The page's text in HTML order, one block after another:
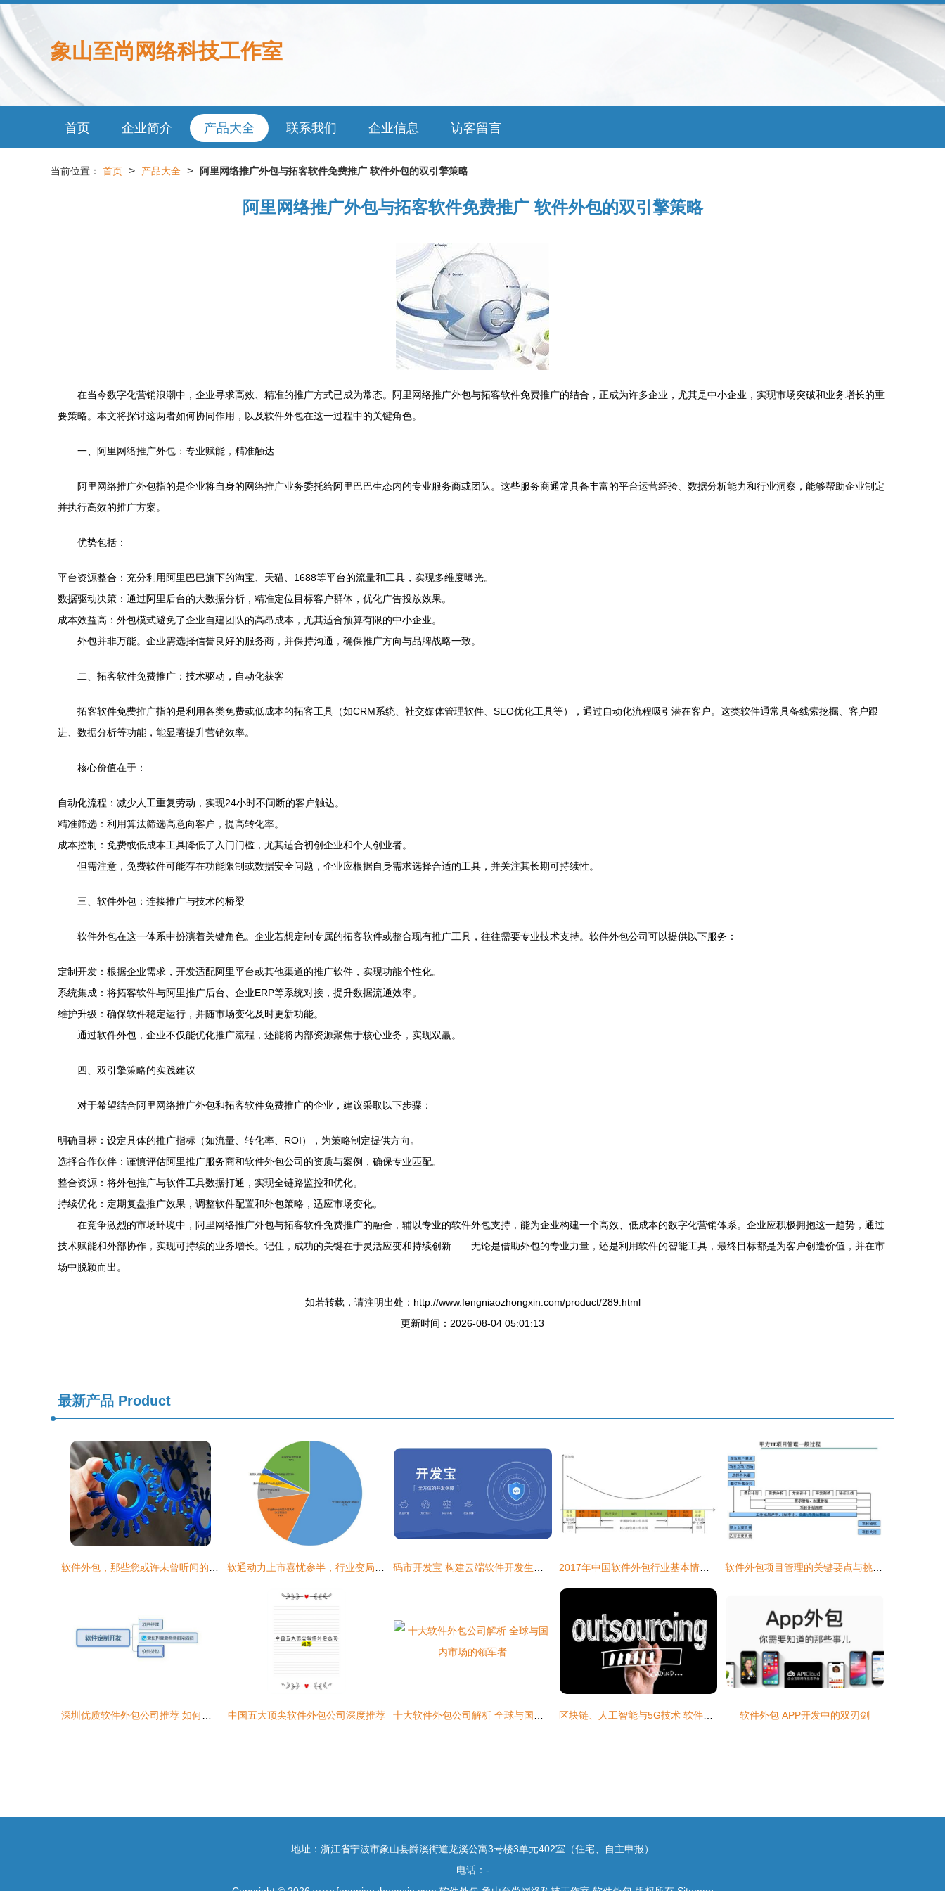
象山至尚网络科技工作室
首页 企业简介 产品大全 联系我们 企业信息 访客留言
当前位置： 首页 > 产品大全 > 阿里网络推广外包与拓客软件免费推广 软件外包的双引擎策略
阿里网络推广外包与拓客软件免费推广 软件外包的双引擎策略
在当今数字化营销浪潮中，企业寻求高效、精准的推广方式已成为常态。阿里网络推广外包与拓客软件免费推广的结合，正成为许多企业，尤其是中小企业，实现市场突破和业务增长的重
要策略。本文将探讨这两者如何协同作用，以及软件外包在这一过程中的关键角色。
一、阿里网络推广外包：专业赋能，精准触达
阿里网络推广外包指的是企业将自身的网络推广业务委托给阿里巴巴生态内的专业服务商或团队。这些服务商通常具备丰富的平台运营经验、数据分析能力和行业洞察，能够帮助企业制定
并执行高效的推广方案。
优势包括：
平台资源整合：充分利用阿里巴巴旗下的淘宝、天猫、1688等平台的流量和工具，实现多维度曝光。
数据驱动决策：通过阿里后台的大数据分析，精准定位目标客户群体，优化广告投放效果。
成本效益高：外包模式避免了企业自建团队的高昂成本，尤其适合预算有限的中小企业。
外包并非万能。企业需选择信誉良好的服务商，并保持沟通，确保推广方向与品牌战略一致。
二、拓客软件免费推广：技术驱动，自动化获客
拓客软件免费推广指的是利用各类免费或低成本的拓客工具（如CRM系统、社交媒体管理软件、SEO优化工具等），通过自动化流程吸引潜在客户。这类软件通常具备线索挖掘、客户跟
进、数据分析等功能，能显著提升营销效率。
核心价值在于：
自动化流程：减少人工重复劳动，实现24小时不间断的客户触达。
精准筛选：利用算法筛选高意向客户，提高转化率。
成本控制：免费或低成本工具降低了入门门槛，尤其适合初创企业和个人创业者。
但需注意，免费软件可能存在功能限制或数据安全问题，企业应根据自身需求选择合适的工具，并关注其长期可持续性。
三、软件外包：连接推广与技术的桥梁
软件外包在这一体系中扮演着关键角色。企业若想定制专属的拓客软件或整合现有推广工具，往往需要专业技术支持。软件外包公司可以提供以下服务：
定制开发：根据企业需求，开发适配阿里平台或其他渠道的推广软件，实现功能个性化。
系统集成：将拓客软件与阿里推广后台、企业ERP等系统对接，提升数据流通效率。
维护升级：确保软件稳定运行，并随市场变化及时更新功能。
通过软件外包，企业不仅能优化推广流程，还能将内部资源聚焦于核心业务，实现双赢。
四、双引擎策略的实践建议
对于希望结合阿里网络推广外包和拓客软件免费推广的企业，建议采取以下步骤：
明确目标：设定具体的推广指标（如流量、转化率、ROI），为策略制定提供方向。
选择合作伙伴：谨慎评估阿里推广服务商和软件外包公司的资质与案例，确保专业匹配。
整合资源：将外包推广与软件工具数据打通，实现全链路监控和优化。
持续优化：定期复盘推广效果，调整软件配置和外包策略，适应市场变化。
在竞争激烈的市场环境中，阿里网络推广外包与拓客软件免费推广的融合，辅以专业的软件外包支持，能为企业构建一个高效、低成本的数字化营销体系。企业应积极拥抱这一趋势，通过
技术赋能和外部协作，实现可持续的业务增长。记住，成功的关键在于灵活应变和持续创新——无论是借助外包的专业力量，还是利用软件的智能工具，最终目标都是为客户创造价值，并在市
场中脱颖而出。
如若转载，请注明出处：http://www.fengniaozhongxin.com/product/289.html
更新时间：2026-08-04 05:01:13
最新产品 Product
中国五大顶尖软件外包公司深度推荐 软件外包 APP开发中的双刃剑
地址：浙江省宁波市象山县爵溪街道龙溪公寓3号楼3单元402室（住宅、自主申报）
电话：-